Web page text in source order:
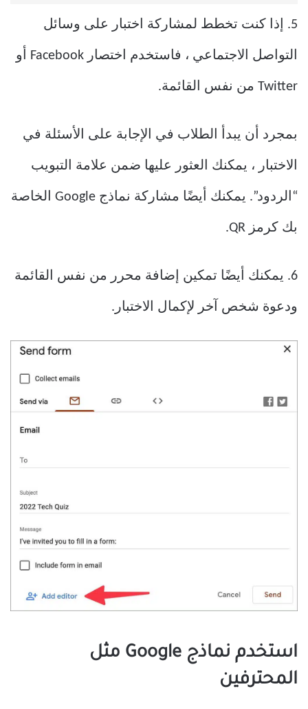
5. إذا كنت تخطط لمشاركة اختبار على وسائل
التواصل الاجتماعي ، فاستخدم اختصار Facebook أو
Twitter من نفس القائمة.
بمجرد أن يبدأ الطلاب في الإجابة على الأسئلة في
الاختبار ، يمكنك العثور عليها ضمن علامة التبويب
“الردود”. يمكنك أيضًا مشاركة نماذج Google الخاصة
بك كرمز QR.
6. يمكنك أيضًا تمكين إضافة محرر من نفس القائمة
ودعوة شخص آخر لإكمال الاختبار.
استخدم نماذج Google مثل
المحترفين